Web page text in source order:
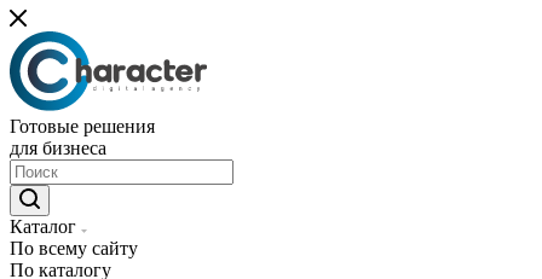
Готовые решения
для бизнеса
Каталог
По всему сайту
По каталогу